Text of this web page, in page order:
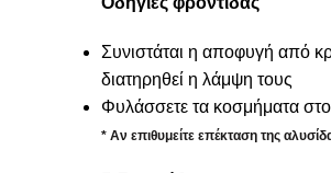
Συνιστάται η αποφυγή από
διατηρηθεί η λάμψη τους
Φυλάσσετε τα κοσμήματα
* Αν επιθυμείτε επέκταση της